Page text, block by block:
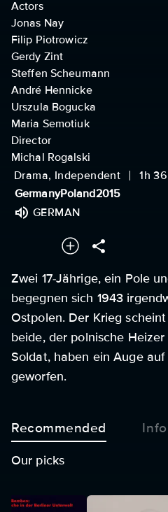
Actors
Jonas Nay
Filip Piotrowicz
Gerdy Zint
Steffen Scheumann
André Hennicke
Urszula Bogucka
Maria Semotiuk
Director
Michal Rogalski
Drama, Independent
1h
GermanyPoland2015
GERMAN
Zwei 17-Jährige, ein Pole
begegnen sich 1943
Ostpolen. Der Krieg
beide, der polnische
Soldat, haben ein Auge
geworfen.
Recommended Info
Our picks